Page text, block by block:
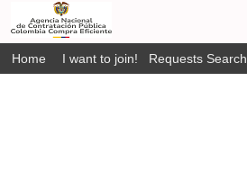
Home I want to join! Requests Search